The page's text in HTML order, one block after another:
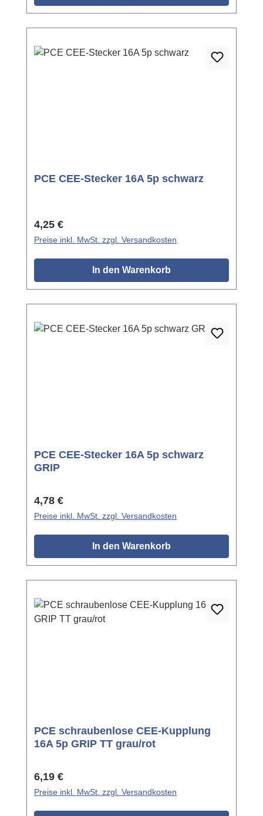
PCE CEE-Stecker 16A 5p schwarz
Regulärer Preis:
4,25 €
Preise inkl. MwSt. zzgl. Versandkosten
In den Warenkorb
PCE CEE-Stecker 16A 5p schwarz
GRIP
Regulärer Preis:
4,78 €
Preise inkl. MwSt. zzgl. Versandkosten
In den Warenkorb
PCE schraubenlose CEE-Kupplung
16A 5p GRIP TT grau/rot
Regulärer Preis:
6,19 €
Preise inkl. MwSt. zzgl. Versandkosten